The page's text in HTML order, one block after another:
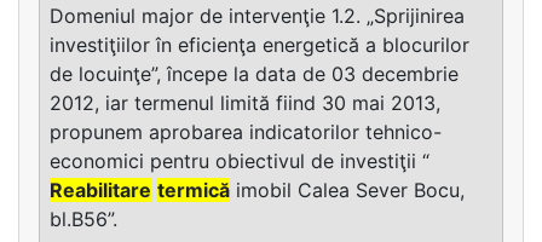
Domeniul major de intervenţie 1.2. „Sprijinirea
investiţiilor în eficienţa energetică a blocurilor
de locuinţe”, începe la data de 03 decembrie
2012, iar termenul limită fiind 30 mai 2013,
propunem aprobarea indicatorilor tehnico-
economici pentru obiectivul de investiţii “
Reabilitare termică imobil Calea Sever Bocu,
bl.B56”.